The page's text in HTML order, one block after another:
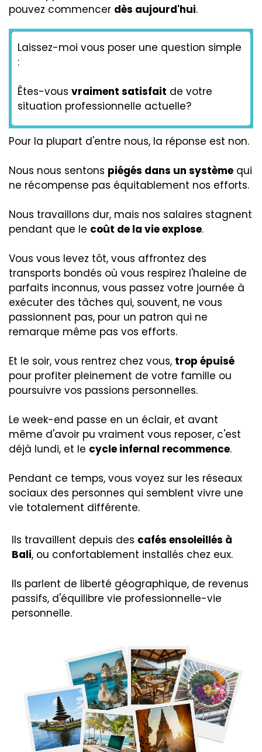
pouvez commencer dès aujourd'hui.
Laissez-moi vous poser une question simple
:
Êtes-vous vraiment satisfait de votre
situation professionnelle actuelle?
Pour la plupart d'entre nous, la réponse est non.
Nous nous sentons piégés dans un système qui
ne récompense pas équitablement nos efforts.
Nous travaillons dur, mais nos salaires stagnent
pendant que le coût de la vie explose.
Vous vous levez tôt, vous affrontez des
transports bondés où vous respirez l'haleine de
parfaits inconnus, vous passez votre journée à
exécuter des tâches qui, souvent, ne vous
passionnent pas, pour un patron qui ne
remarque même pas vos efforts.
Et le soir, vous rentrez chez vous, trop épuisé
pour profiter pleinement de votre famille ou
poursuivre vos passions personnelles.
Le week-end passe en un éclair, et avant
même d'avoir pu vraiment vous reposer, c'est
déjà lundi, et le cycle infernal recommence.
Pendant ce temps, vous voyez sur les réseaux
sociaux des personnes qui semblent vivre une
vie totalement différente.
Ils travaillent depuis des cafés ensoleillés à
Bali, ou confortablement installés chez eux.
Ils parlent de liberté géographique, de revenus
passifs, d'équilibre vie professionnelle-vie
personnelle.